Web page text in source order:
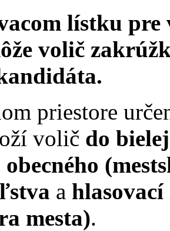
lístku
volič
priestore
volič do
a
mesta).